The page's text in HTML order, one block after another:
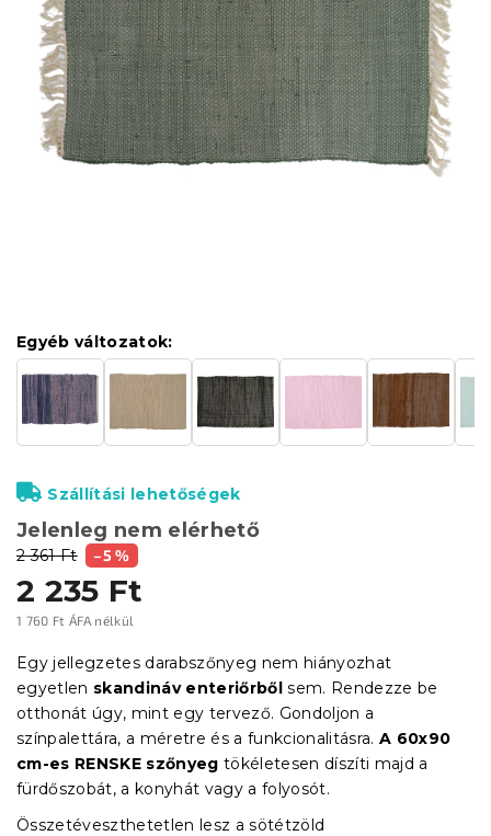
2 361 Ft –5 %
2 235 Ft
1 760 Ft ÁFA nélkül
Jelenleg nem elérhető
Egyéb változatok:
Szállítási lehetőségek
Egy jellegzetes darabszőnyeg nem hiányozhat
egyetlen skandináv enteriőrből sem. Rendezze be
otthonát úgy, mint egy tervező. Gondoljon a
színpalettára, a méretre és a funkcionalitásra. A 60x90
cm-es RENSKE szőnyeg tökéletesen díszíti majd a
fürdőszobát, a konyhát vagy a folyosót.
Összetéveszthetetlen lesz a sötétzöld